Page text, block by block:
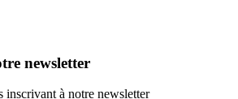
newsletter
inscrivant à notre newsletter